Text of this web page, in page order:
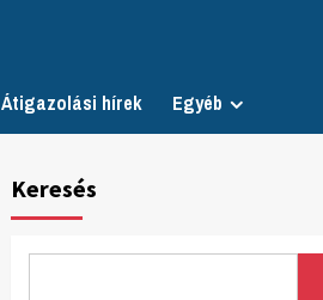
Átigazolási hírek Egyéb
Keresés